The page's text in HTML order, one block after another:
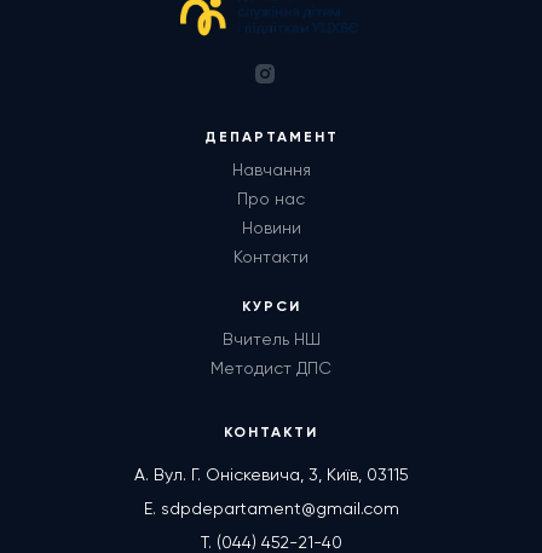
ДЕПАРТАМЕНТ
Навчання
Про нас
Новини
Контакти
КУРСИ
Вчитель НШ
Методист ДПС
КОНТАКТИ
А. Вул. Г. Оніскевича, 3, Київ, 03115
E. sdpdepartament@gmail.com
T. (044) 452-21-40